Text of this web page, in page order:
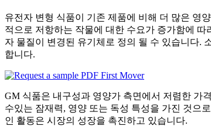
유전자 변형 식품이 기존 제품에 비해 더 많은 영
적으로 저항하는 작물에 대한 수요가 증가함에
자 물질이 변경된 유기체로 정의 될 수 있습니다.
합니다.
GM 식품은 내구성과 영양가 측면에서 저렴한 가
수있는 잠재력, 영양 또는 독성 특성을 가진 것으
인 활동은 시장의 성장을 촉진하고 있습니다.